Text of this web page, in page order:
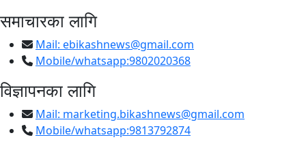
समाचारका लागि
Mail: ebikashnews@gmail.com
Mobile/whatsapp:9802020368
विज्ञापनका लागि
Mail: marketing.bikashnews@gmail.com
Mobile/whatsapp:9813792874